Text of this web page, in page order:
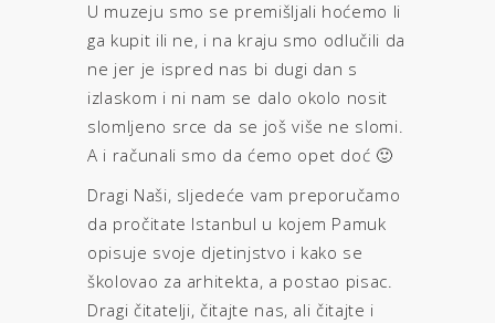
U muzeju smo se premišljali hoćemo li
ga kupit ili ne, i na kraju smo odlučili da
ne jer je ispred nas bi dugi dan s
izlaskom i ni nam se dalo okolo nosit
slomljeno srce da se još više ne slomi.
A i računali smo da ćemo opet doć 🙂
Dragi Naši, sljedeće vam preporučamo
da pročitate Istanbul u kojem Pamuk
opisuje svoje djetinjstvo i kako se
školovao za arhitekta, a postao pisac.
Dragi čitatelji, čitajte nas, ali čitajte i